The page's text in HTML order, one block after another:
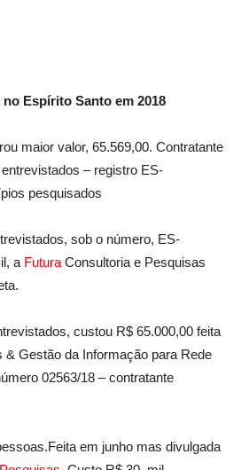
Espírito Santo em 2018
maior valor, 65.569,00. Contratante
– registro ES-
pesquisados
sob o número, ES-
a Futura Consultoria e Pesquisas
custou R$ 65.000,00 feita
& Gestão da Informação para Rede
02563/18 – contratante
em junho mas divulgada